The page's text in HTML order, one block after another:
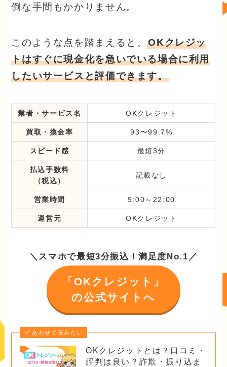
倒な手間もかかりません。
このような点を踏まえると、OKクレジッ
トはすぐに現金化を急いでいる場合に利用
したいサービスと評価できます。
業者・サービス名 OKクレジット
買取・換金率 93〜99.7%
スピード感 最短3分
払込手数料
（税込）
記載なし
営業時間 9:00～22:00
運営元 OKクレジット
＼スマホで最短3分振込！満足度No.1／
「OKクレジット」
の公式サイトへ
あわせて読みたい
OKクレジットとは？口コミ・
評判は良い？詐欺・振り込ま